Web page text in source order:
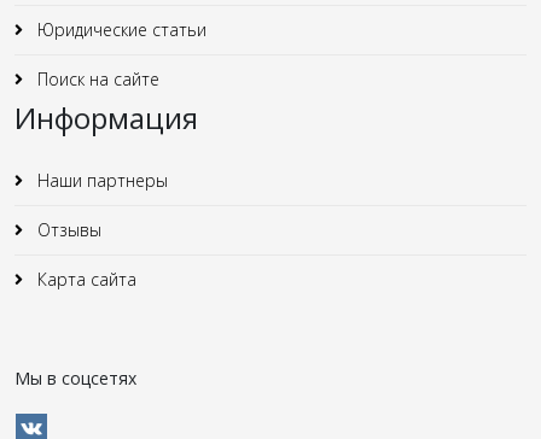
Юридические статьи
Поиск на сайте
Информация
Наши партнеры
Отзывы
Карта сайта
Мы в соцсетях